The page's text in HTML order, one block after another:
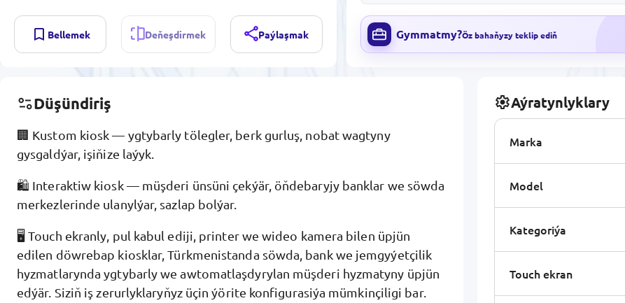
Bellemek Deňeşdirmek Paýlaşmak Gymmatmy?Öz bahaňyzy teklip ediň
Düşündiriş
🏢 Kustom kiosk — ygtybarly tölegler, berk gurluş, nobat wagtyny
gysgaldýar, işiňize laýyk.
🛍️ Interaktiw kiosk — müşderi ünsüni çekýär, öňdebaryjy banklar we söwda
merkezlerinde ulanylýar, sazlap bolýar.
🖥️ Touch ekranly, pul kabul ediji, printer we wideo kamera bilen üpjün
edilen döwrebap kiosklar, Türkmenistanda söwda, bank we jemgyýetçilik
hyzmatlarynda ygtybarly we awtomatlaşdyrylan müşderi hyzmatyny üpjün
edýär. Siziň iş zerurlyklaryňyz üçin ýörite konfigurasiýa mümkinçiligi bar.
Aýratynlyklary
Marka
Model
Kategoriýa
Touch ekran